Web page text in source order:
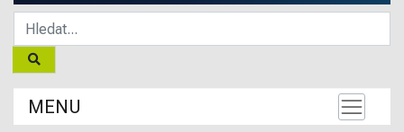
MENU